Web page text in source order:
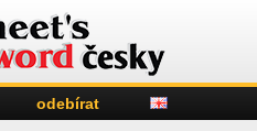
odebírat